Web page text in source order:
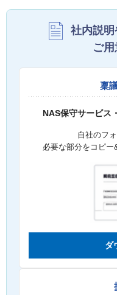
社内説
ご
稟
NAS保守サービス
自社のフ
必要な部分をコピー
ダ